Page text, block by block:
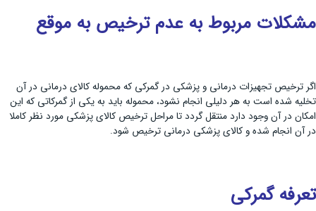
مشکلات مربوط به عدم ترخیص به موقع
اگر ترخیص تجهیزات درمانی و پزشکی در گمرکی که محموله کالای درمانی در آن
تخلیه شده است به هر دلیلی انجام نشود، محموله باید به یکی از گمرکاتی که این
امکان در آن وجود دارد منتقل گردد تا مراحل ترخیص کالای پزشکی مورد نظر کاملا
در آن انجام شده و کالای پزشکی درمانی ترخیص شود.
تعرفه گمرکی